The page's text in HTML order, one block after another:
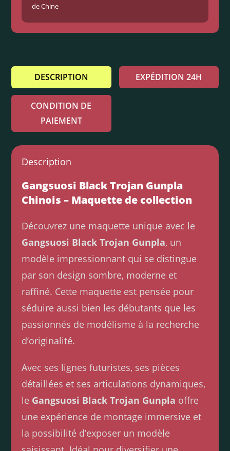
de Chine
DESCRIPTION EXPÉDITION 24H
CONDITION DE
PAIEMENT
Description
Gangsuosi Black Trojan Gunpla
Chinois – Maquette de collection
Découvrez une maquette unique avec le
Gangsuosi Black Trojan Gunpla, un
modèle impressionnant qui se distingue
par son design sombre, moderne et
raffiné. Cette maquette est pensée pour
séduire aussi bien les débutants que les
passionnés de modélisme à la recherche
d’originalité.
Avec ses lignes futuristes, ses pièces
détaillées et ses articulations dynamiques,
le Gangsuosi Black Trojan Gunpla offre
une expérience de montage immersive et
la possibilité d’exposer un modèle